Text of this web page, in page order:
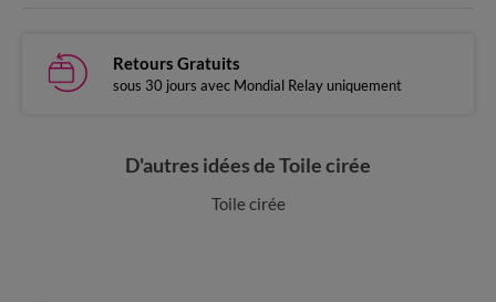
Retours Gratuits
sous 30 jours avec Mondial Relay uniquement
D'autres idées de Toile cirée
Toile cirée